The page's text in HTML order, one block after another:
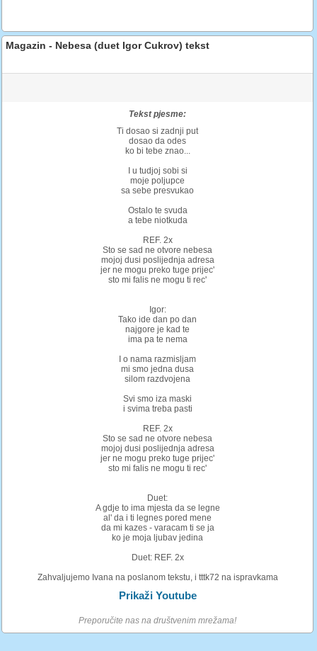
Magazin - Nebesa (duet Igor Cukrov) tekst
Tekst pjesme:
Ti dosao si zadnji put
dosao da odes
ko bi tebe znao...
I u tudjoj sobi si
moje poljupce
sa sebe presvukao
Ostalo te svuda
a tebe niotkuda
REF. 2x
Sto se sad ne otvore nebesa
mojoj dusi poslijednja adresa
jer ne mogu preko tuge prijec'
sto mi falis ne mogu ti rec'
Igor:
Tako ide dan po dan
najgore je kad te
ima pa te nema
I o nama razmisljam
mi smo jedna dusa
silom razdvojena
Svi smo iza maski
i svima treba pasti
REF. 2x
Sto se sad ne otvore nebesa
mojoj dusi poslijednja adresa
jer ne mogu preko tuge prijec'
sto mi falis ne mogu ti rec'
Duet:
A gdje to ima mjesta da se legne
al' da i ti legnes pored mene
da mi kazes - varacam ti se ja
ko je moja ljubav jedina
Duet: REF. 2x
Zahvaljujemo Ivana na poslanom tekstu, i tttk72 na ispravkama
Prikaži Youtube
Preporučite nas na društvenim mrežama!